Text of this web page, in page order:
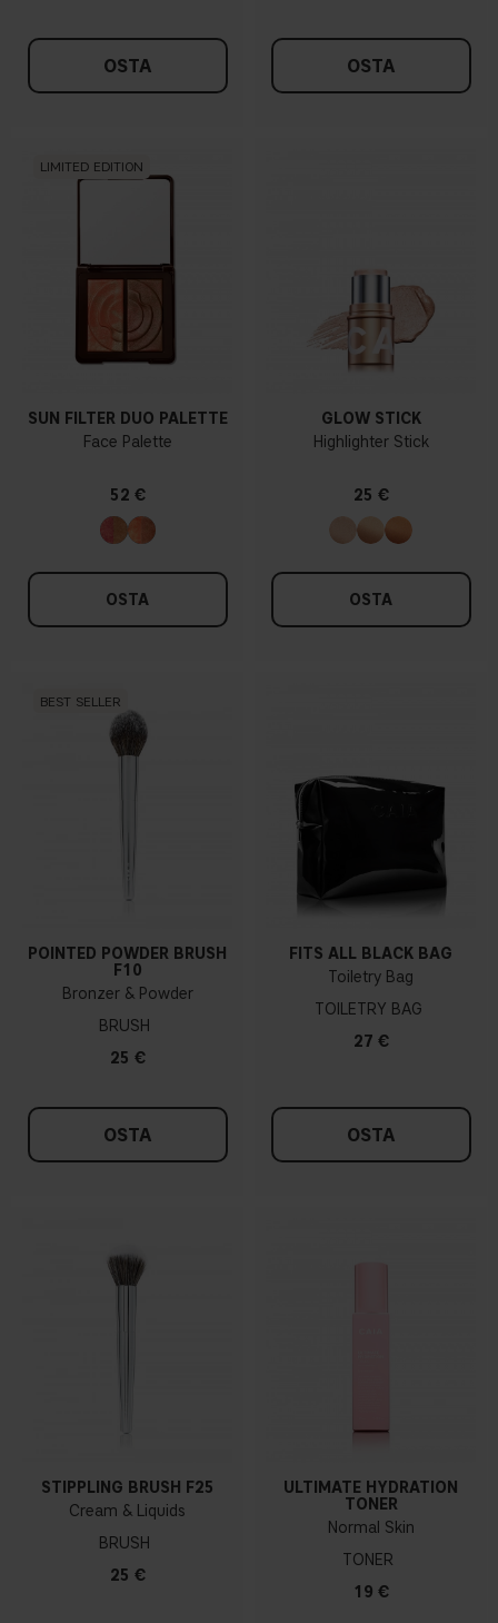
OSTA OSTA
LIMITED EDITION
SUN FILTER DUO PALETTE
Face Palette
52 €
OSTA
GLOW STICK
Highlighter Stick
25 €
OSTA
BEST SELLER
POINTED POWDER BRUSH
F10
Bronzer & Powder
BRUSH
25 €
OSTA
FITS ALL BLACK BAG
Toiletry Bag
TOILETRY BAG
27 €
OSTA
STIPPLING BRUSH F25
Cream & Liquids
BRUSH
25 €
ULTIMATE HYDRATION
TONER
Normal Skin
TONER
19 €